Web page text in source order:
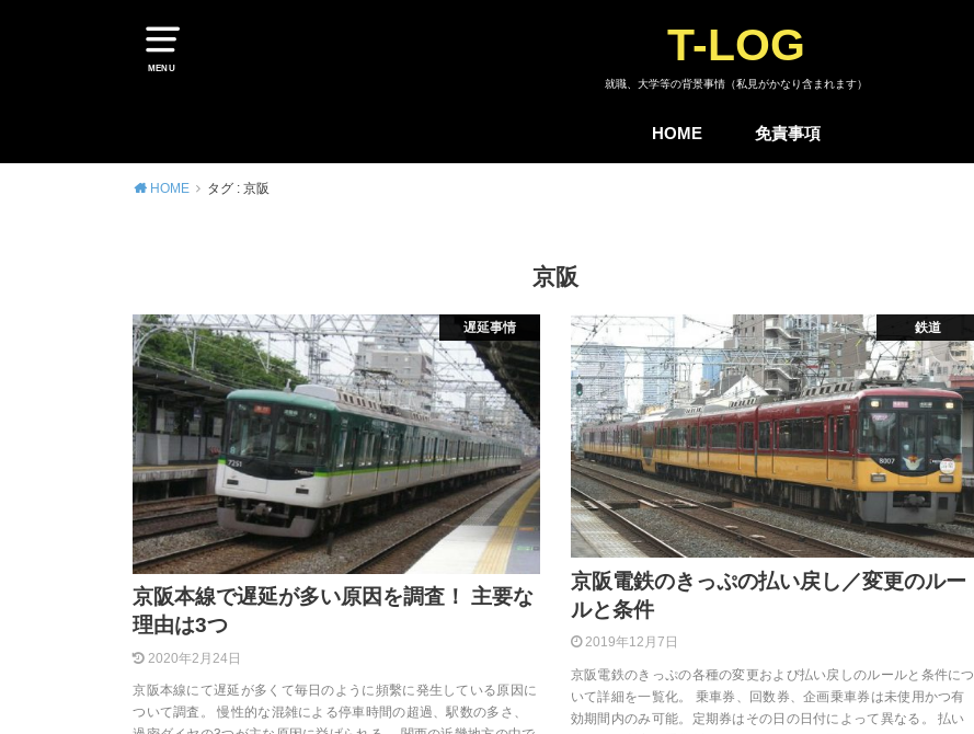
MENU T-LOG
就職、大学等の背景事情（私見がかなり含まれます）
HOME 免責事項
HOME タグ : 京阪
京阪
遅延事情
京阪本線で遅延が多い原因を調査！ 主要な
理由は3つ
2020年2月24日
京阪本線にて遅延が多くて毎日のように頻繫に発生している原因に
ついて調査。 慢性的な混雑による停車時間の超過、駅数の多さ、
鉄道
京阪電鉄のきっぷの払い戻し／変更のルー
ルと条件
2019年12月7日
京阪電鉄のきっぷの各種の変更および払い戻しのルールと条件につ
いて詳細を一覧化。 乗車券、回数券、企画乗車券は未使用かつ有
効期間内のみ可能。定期券はその日の日付によって異なる。 払い